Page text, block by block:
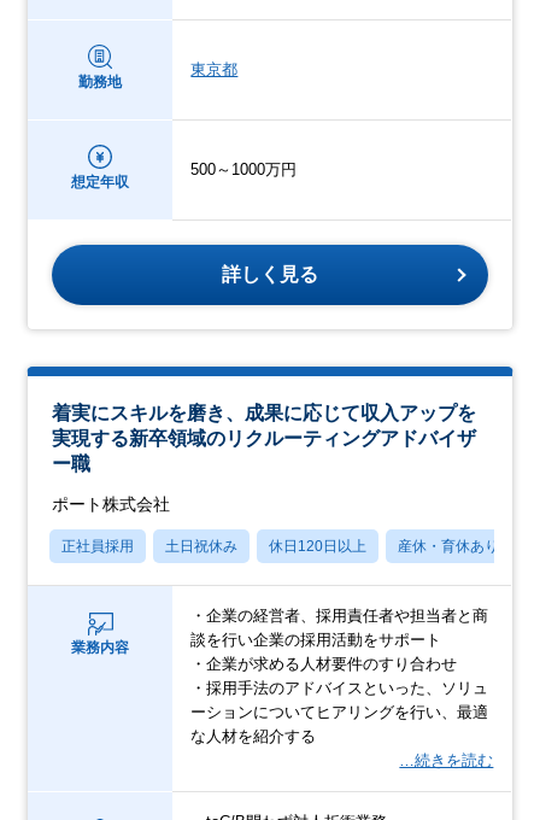
勤務地
東京都
想定年収
500～1000万円
詳しく見る
着実にスキルを磨き、成果に応じて収入アップを
実現する新卒領域のリクルーティングアドバイザ
ー職
ポート株式会社
正社員採用 土日祝休み 休日120日以上 産休・育休あり
業務内容
・企業の経営者、採用責任者や担当者と商
談を行い企業の採用活動をサポート
・企業が求める人材要件のすり合わせ
・採用手法のアドバイスといった、ソリュ
ーションについてヒアリングを行い、最適
な人材を紹介する
…続きを読む